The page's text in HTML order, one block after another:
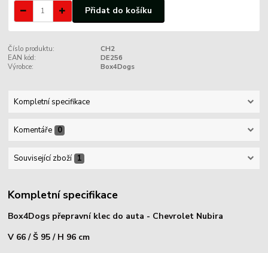
Přidat do košíku
Číslo produktu:
CH2
EAN kód:
DE256
Výrobce:
Box4Dogs
Kompletní specifikace
Komentáře 0
Související zboží 1
Kompletní specifikace
Box4Dogs přepravní klec do auta - Chevrolet Nubira
V 66 / Š 95 / H 96 cm